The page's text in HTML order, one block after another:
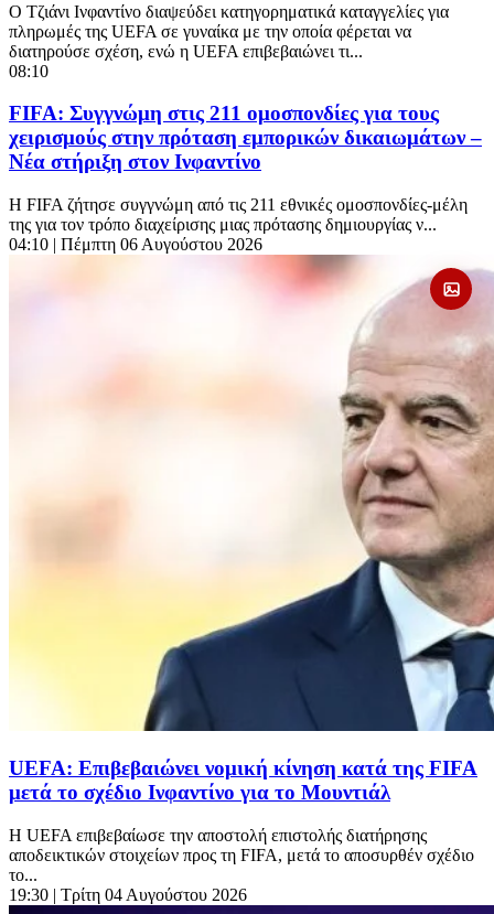
Ο Τζιάνι Ινφαντίνο διαψεύδει κατηγορηματικά καταγγελίες για
πληρωμές της UEFA σε γυναίκα με την οποία φέρεται να
διατηρούσε σχέση, ενώ η UEFA επιβεβαιώνει τι...
08:10
FIFA: Συγγνώμη στις 211 ομοσπονδίες για τους
χειρισμούς στην πρόταση εμπορικών δικαιωμάτων –
Νέα στήριξη στον Ινφαντίνο
Η FIFA ζήτησε συγγνώμη από τις 211 εθνικές ομοσπονδίες-μέλη
της για τον τρόπο διαχείρισης μιας πρότασης δημιουργίας ν...
04:10 | Πέμπτη 06 Αυγούστου 2026
UEFA: Επιβεβαιώνει νομική κίνηση κατά της FIFA
μετά το σχέδιο Ινφαντίνο για το Μουντιάλ
Η UEFA επιβεβαίωσε την αποστολή επιστολής διατήρησης
αποδεικτικών στοιχείων προς τη FIFA, μετά το αποσυρθέν σχέδιο
το...
19:30 | Τρίτη 04 Αυγούστου 2026